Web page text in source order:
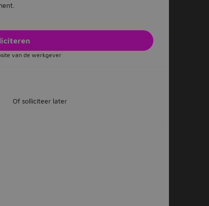
van de werkgever
Of solliciteer later